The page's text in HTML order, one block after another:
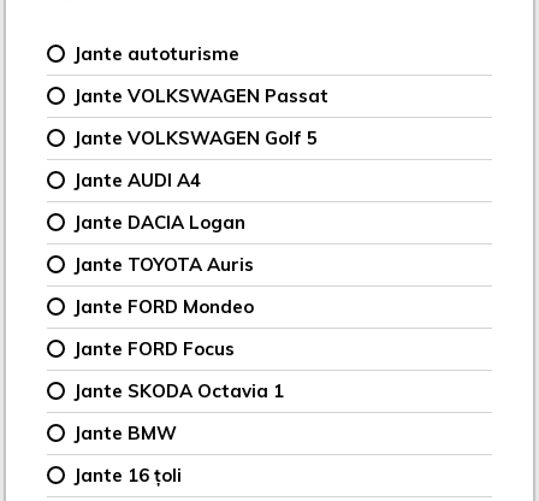
Jante autoturisme
Jante VOLKSWAGEN Passat
Jante VOLKSWAGEN Golf 5
Jante AUDI A4
Jante DACIA Logan
Jante TOYOTA Auris
Jante FORD Mondeo
Jante FORD Focus
Jante SKODA Octavia 1
Jante BMW
Jante 16 țoli